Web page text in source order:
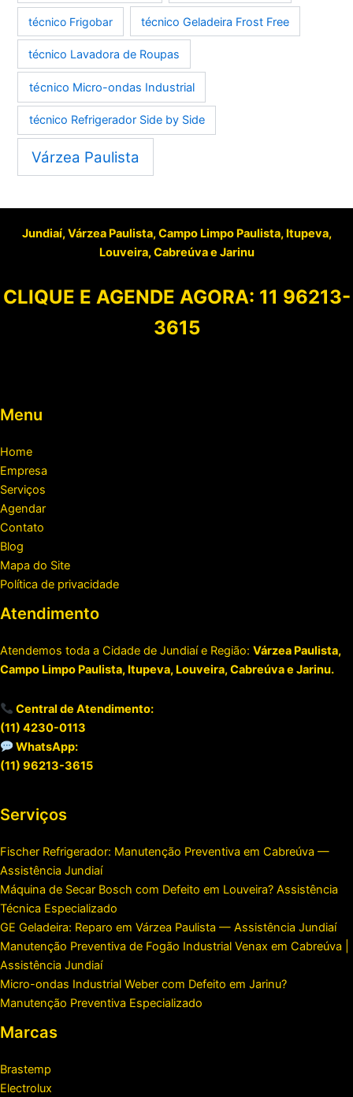
técnico Frigobar técnico Geladeira Frost Free
técnico Lavadora de Roupas
técnico Micro-ondas Industrial
técnico Refrigerador Side by Side
Várzea Paulista
Jundiaí, Várzea Paulista, Campo Limpo Paulista, Itupeva,
Louveira, Cabreúva e Jarinu
CLIQUE E AGENDE AGORA: 11 96213-
3615
Menu
Home
Empresa
Serviços
Agendar
Contato
Blog
Mapa do Site
Política de privacidade
Atendimento
Atendemos toda a Cidade de Jundiaí e Região: Várzea Paulista,
Campo Limpo Paulista, Itupeva, Louveira, Cabreúva e Jarinu.
Central de Atendimento:
(11) 4230-0113
WhatsApp:
(11) 96213-3615
Serviços
Fischer Refrigerador: Manutenção Preventiva em Cabreúva —
Assistência Jundiaí
Máquina de Secar Bosch com Defeito em Louveira? Assistência
Técnica Especializado
GE Geladeira: Reparo em Várzea Paulista — Assistência Jundiaí
Manutenção Preventiva de Fogão Industrial Venax em Cabreúva |
Assistência Jundiaí
Micro-ondas Industrial Weber com Defeito em Jarinu?
Manutenção Preventiva Especializado
Marcas
Brastemp
Electrolux